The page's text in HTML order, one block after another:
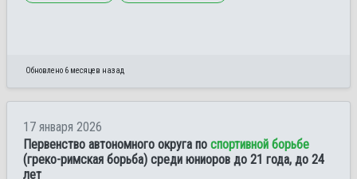
Обновлено 6 месяцев назад
17 января 2026
Первенство автономного округа по спортивной борьбе
(греко-римская борьба) среди юниоров до 21 года, до 24
лет